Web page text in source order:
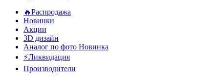
🔥Распродажа
Новинки
Акции
3D дизайн
Аналог по фото Новинка
⚡Ликвидация
Производители